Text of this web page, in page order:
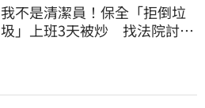
我不是清潔員！保全「拒倒垃
圾」上班3天被炒 找法院討公